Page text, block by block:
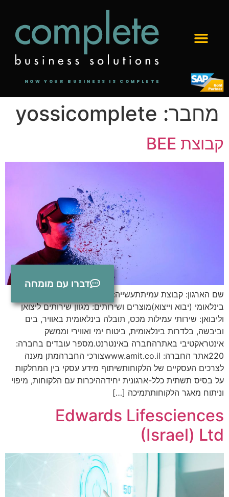
NOW YOUR BUSINESS IS COMPLETE
מחבר: yossicomplete
קבוצת BEE
שם הארגון: קבוצת עמיתתעשייה: שירותים לוגיסטיים לסחר
בינלאומי (יבוא וייצוא)מוצרים ושירותים: מגוון שירותים ליצואן
וליבואן: שירותי עמילות מכס, תובלה בינלאומית באוויר, בים
וביבשה, בלדרות בינלאומית, ביטוח ימי ואווירי וממשק
אינטראקטיבי באתרהחברה באינטרנט.מספר עובדים בחברה:
220אתר החברה: www.amit.co.ilצורכי החברהמתן מענה
לצרכים העסקיים של הלקוחותשיתוף מידע עסקי בין המחלקות
על בסיס תשתית כלל-ארגונית יחידההיכרות עם הלקוחות, מיפוי
וניתוח מאגר הלקוחותתמיכה […]
Edwards Lifesciences
(Israel) Ltd
דברו עם מומחה